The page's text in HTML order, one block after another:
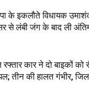
के इकलौते विधायक
से लंबी जंग के बाद ली
कार ने दो बाइकों को
तीन की हालत गंभीर,